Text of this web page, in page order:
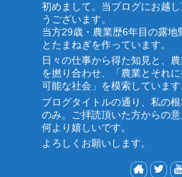
初めまして。当ブログにお越
うございます。
当方29歳・農業歴6年目の露地
とたまねぎを作っています。
日々の仕事から得た知見と、
を撚り合わせ、「農業とそれ
可能な社会」を模索しています
ブログタイトルの通り、私の
のみ。ご拝読頂いた方からの
何より嬉しいです。
よろしくお願いします。